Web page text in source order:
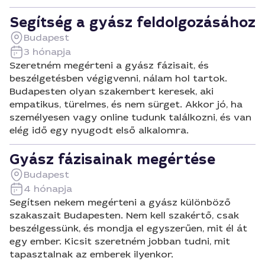
Segítség a gyász feldolgozásához
Budapest
3 hónapja
Szeretném megérteni a gyász fázisait, és
beszélgetésben végigvenni, nálam hol tartok.
Budapesten olyan szakembert keresek, aki
empatikus, türelmes, és nem sürget. Akkor jó, ha
személyesen vagy online tudunk találkozni, és van
elég idő egy nyugodt első alkalomra.
Gyász fázisainak megértése
Budapest
4 hónapja
Segítsen nekem megérteni a gyász különböző
szakaszait Budapesten. Nem kell szakértő, csak
beszélgessünk, és mondja el egyszerűen, mit él át
egy ember. Kicsit szeretném jobban tudni, mit
tapasztalnak az emberek ilyenkor.